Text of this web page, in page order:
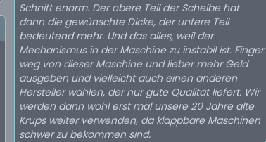
Schnitt enorm. Der obere Teil der Scheibe hat
dann die gewünschte Dicke, der untere Teil
bedeutend mehr. Und das alles, weil der
Mechanismus in der Maschine zu instabil ist. Finger
weg von dieser Maschine und lieber mehr Geld
ausgeben und vielleicht auch einen anderen
Hersteller wählen, der nur gute Qualität liefert. Wir
werden dann wohl erst mal unsere 20 Jahre alte
Krups weiter verwenden, da klappbare Maschinen
schwer zu bekommen sind.